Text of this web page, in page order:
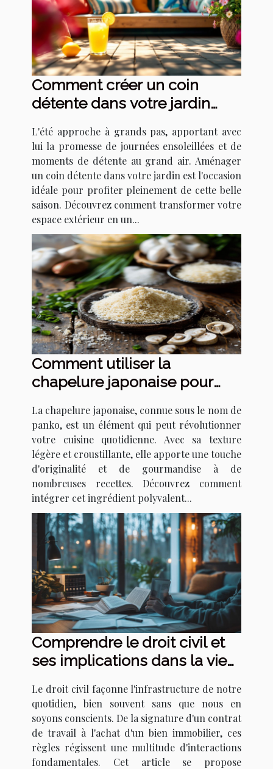
Comment créer un coin
détente dans votre jardin
L'été approche à grands pas, apportant avec
lui la promesse de journées ensoleillées et de
moments de détente au grand air. Aménager
un coin détente dans votre jardin est l'occasion
idéale pour profiter pleinement de cette belle
saison. Découvrez comment transformer votre
espace extérieur en un...
Comment utiliser la
chapelure japonaise pour
La chapelure japonaise, connue sous le nom de
panko, est un élément qui peut révolutionner
votre cuisine quotidienne. Avec sa texture
légère et croustillante, elle apporte une touche
d'originalité et de gourmandise à de
nombreuses recettes. Découvrez comment
intégrer cet ingrédient polyvalent...
Comprendre le droit civil et
ses implications dans la vie
Le droit civil façonne l'infrastructure de notre
quotidien, bien souvent sans que nous en
soyons conscients. De la signature d'un contrat
de travail à l'achat d'un bien immobilier, ces
règles régissent une multitude d'interactions
fondamentales. Cet article se propose